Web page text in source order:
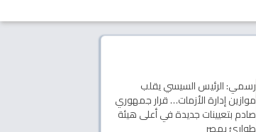
رسمي: الرئيس السيسي يقلب
موازين إدارة الأزمات… قرار جمهوري
صادم بتعيينات جديدة في أعلى هيئة